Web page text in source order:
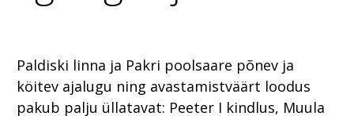
Paldiski linna ja Pakri poolsaare põnev ja
köitev ajalugu ning avastamistväärt loodus
pakub palju üllatavat: Peeter I kindlus, Muula